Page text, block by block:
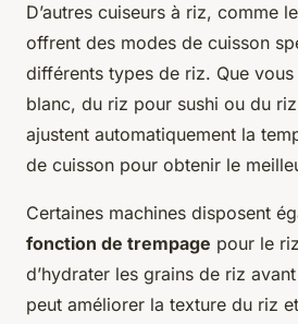
D’autres cuiseurs à riz, comme
offrent des modes de cuisson
différents types de riz. Que
blanc, du riz pour sushi ou du
ajustent automatiquement la
de cuisson pour obtenir le
Certaines machines disposent
fonction de trempage pour le
d’hydrater les grains de riz
peut améliorer la texture du riz